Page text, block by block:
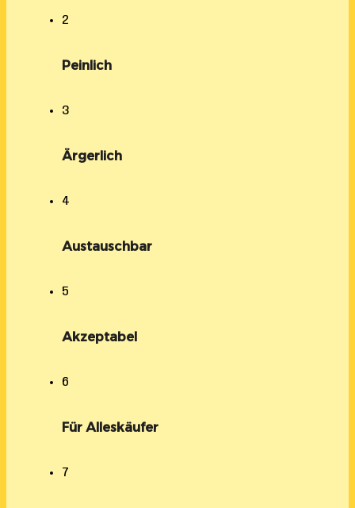
2
Peinlich
3
Ärgerlich
4
Austauschbar
5
Akzeptabel
6
Für Alleskäufer
7